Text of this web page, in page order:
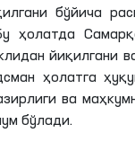
бўйича
ҳолатда
йиқилгани
ҳолатга
ва
бўлади.